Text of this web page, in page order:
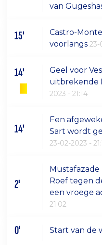
van
15'
Castro-
voorlangs23-
14'
Geel voor
uitbrekende
2023 - 21:14
14'
Een
Sart wordt
23-02-2023 -
2'
Roef tegen
een vroege
21:02
0' Start van de